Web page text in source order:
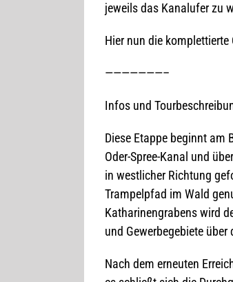
jeweils das Kanal­ufer zu
Hier nun die kom­plet­tierte
———————–
Infos und
Diese Etappe beginnt am
Oder-Spree-Kanal und
in west­li­cher Rich­tung
Tram­pel­pfad im Wald
Katha­ri­nen­gra­bens wird
und Gewer­be­ge­biete
Nach dem erneu­ten